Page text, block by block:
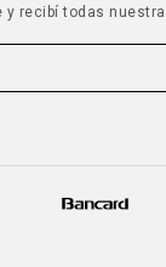
y recibí todas